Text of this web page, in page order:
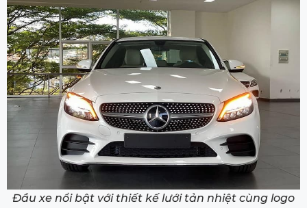
Đầu xe nổi bật với thiết kế lưới tản nhiệt cùng logo